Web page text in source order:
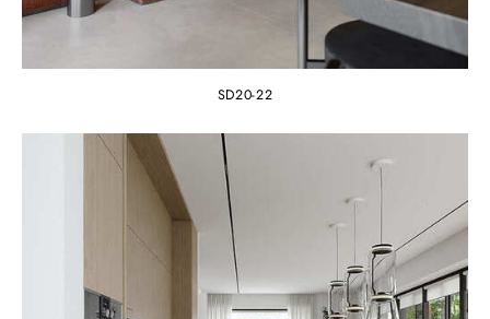
SD20-22